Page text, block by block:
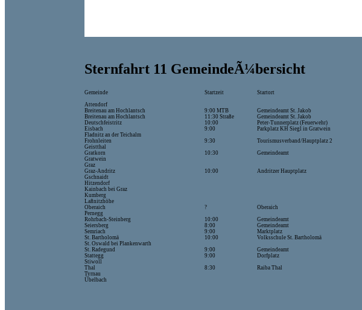
Sternfahrt 11 GemeindeÃ¼bersicht
Gemeinde Startzeit Startort
Attendorf
Breitenau am Hochlantsch
9:00 MTB Gemeindeamt St. Jakob
Breitenau am Hochlantsch
11:30 Straße Gemeindeamt St. Jakob
Deutschfeistritz
10:00 Peter-Tunnerplatz (Feuerwehr)
Eisbach
9:00 Parkplatz KH Siegl in Gratwein
Fladnitz an der Teichalm
Frohnleiten
9:30 Tourismusverband/Hauptplatz 2
Geistthal
Gratkorn
10:30 Gemeindeamt
Gratwein
Graz
Graz-Andritz
10:00 Andritzer Hauptplatz
Gschnaidt
Hitzendorf
Kainbach bei Graz
Kumberg
Laßnitzhöhe
Oberaich
? Oberaich
Pernegg
Rohrbach-Steinberg
10:00 Gemeindeamt
Seiersberg
8:00 Gemeindeamt
Semriach
9:00
Marktplatz
St. Bartholomä
10:00 Volksschule St. Bartholomä
St. Oswald bei Plankenwarth
St. Radegund
9:00 Gemeindeamt
Stattegg
9:00 Dorfplatz
Stiwoll
Thal
8:30 Raiba Thal
Tyrnau
Übelbach